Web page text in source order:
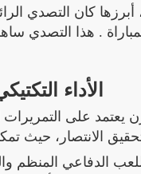
كان التصدي
. هذا التصدي
الأداء
على
الانتصار، حيث
الدفاعي المنظم